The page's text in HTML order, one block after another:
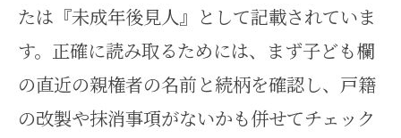
たは『未成年後見人』として記載されていま
す。正確に読み取るためには、まず子ども欄
の直近の親権者の名前と続柄を確認し、戸籍
の改製や抹消事項がないかも併せてチェック